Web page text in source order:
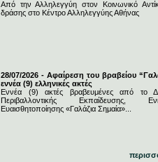
Από την Αλληλεγγύη στον Κοινωνικό
δράσης στο Κέντρο Αλληλεγγύης Αθήνας
28/07/2026 - Αφαίρεση του βραβείου
εννέα (9) ελληνικές ακτές
Εννέα (9) ακτές βραβευμένες από το
Περιβαλλοντικής Εκπαίδευσης,
Ευαισθητοποίησης «Γαλάζια Σημαία»...